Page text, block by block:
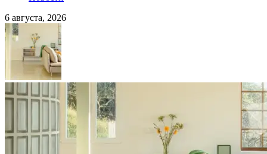
6 августа, 2026